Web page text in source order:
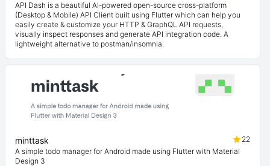
API Dash is a beautiful AI-powered open-source cross-platform
(Desktop & Mobile) API Client built using Flutter which can help you
easily create & customize your HTTP & GraphQL API requests,
visually inspect responses and generate API integration code. A
lightweight alternative to postman/insomnia.
minttask
22
A simple todo manager for Android made using Flutter with Material
Design 3